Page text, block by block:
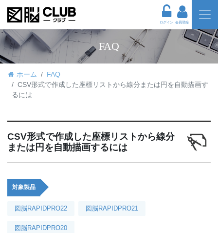
ログイン 会員登録
FAQ
ホーム
FAQ
CSV形式で作成した座標リストから線分または円を自動描画す
るには
CSV形式で作成した座標リストから線分
または円を自動描画するには
対象製品
図脳RAPIDPRO22 図脳RAPIDPRO21
図脳RAPIDPRO20